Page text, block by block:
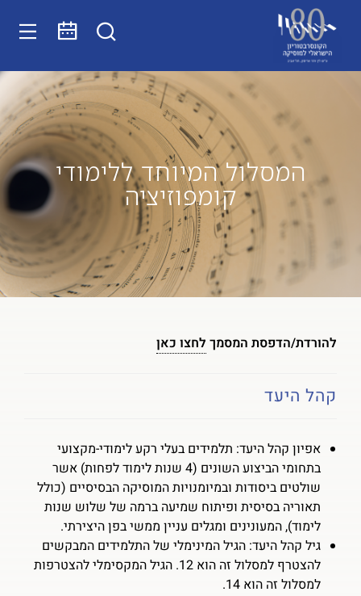
המסלול המיוחד ללימודי
קומפוזיציה
להורדת/הדפסת המסמך לחצו כאן
קהל היעד
אפיון קהל היעד: תלמידים בעלי רקע לימודי-מקצועי
בתחומי הביצוע השונים (4 שנות לימוד לפחות) אשר
שולטים ביסודות ובמיומנויות המוסיקה הבסיסיים (כולל
תאוריה בסיסית ופיתוח שמיעה ברמה של שלוש שנות
לימוד), המעונינים ומגלים עניין ממשי בפן היצירתי.
גיל קהל היעד: הגיל המינימלי של התלמידים המבקשים
להצטרף למסלול זה הוא 12. הגיל המקסימלי להצטרפות
למסלול זה הוא 14.